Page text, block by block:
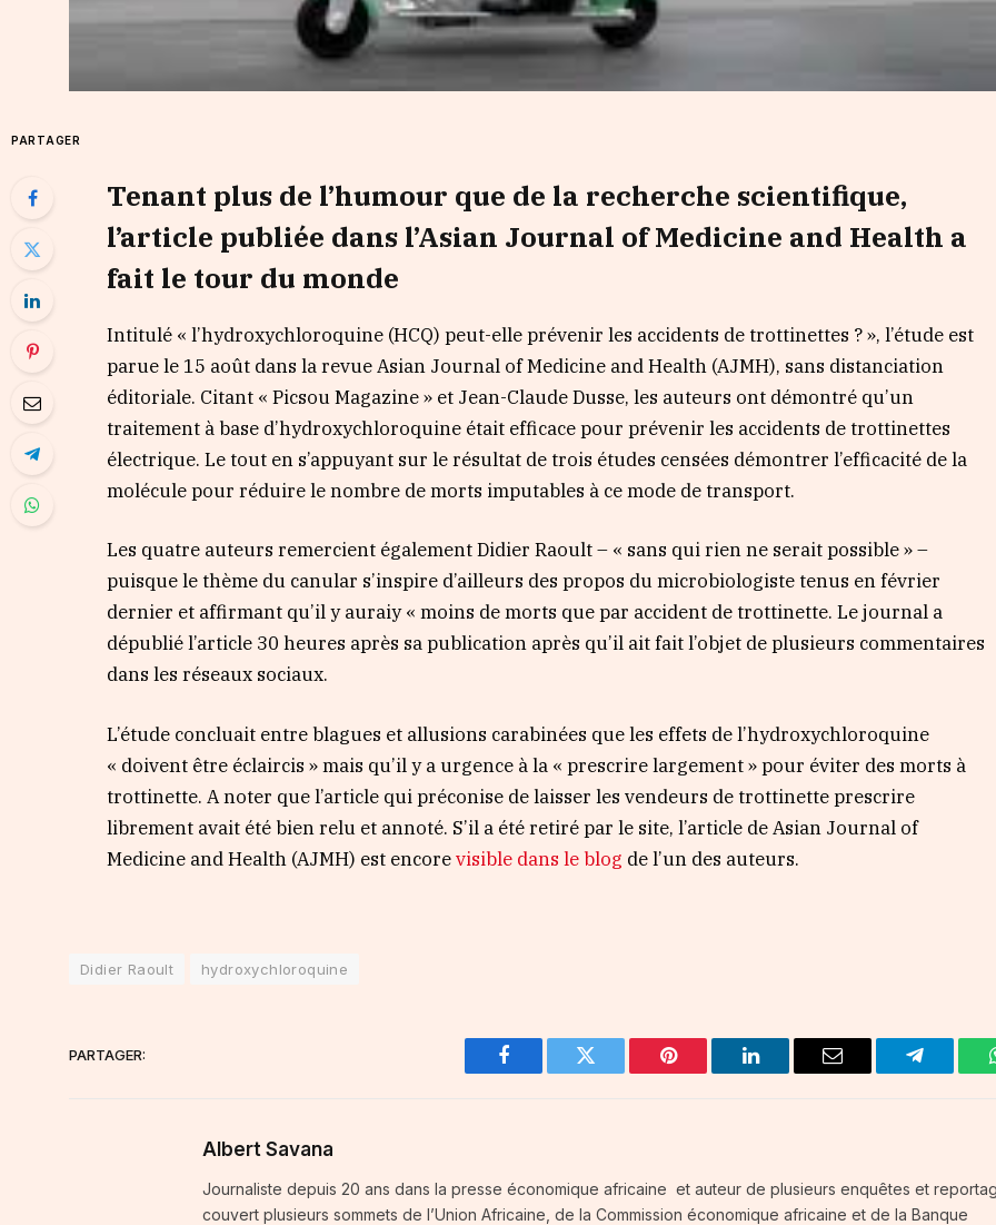
PARTAGER
Tenant plus de l’humour que de la recherche scientifique,
l’article publiée dans l’Asian Journal of Medicine and Health a
fait le tour du monde
Intitulé « l’hydroxychloroquine (HCQ) peut-elle prévenir les accidents de trottinettes ? », l’étude est
parue le 15 août dans la revue Asian Journal of Medicine and Health (AJMH), sans distanciation
éditoriale. Citant « Picsou Magazine » et Jean-Claude Dusse, les auteurs ont démontré qu’un
traitement à base d’hydroxychloroquine était efficace pour prévenir les accidents de trottinettes
électrique. Le tout en s’appuyant sur le résultat de trois études censées démontrer l’efficacité de la
molécule pour réduire le nombre de morts imputables à ce mode de transport.
Les quatre auteurs remercient également Didier Raoult – « sans qui rien ne serait possible » –
puisque le thème du canular s’inspire d’ailleurs des propos du microbiologiste tenus en février
dernier et affirmant qu’il y auraiy « moins de morts que par accident de trottinette. Le journal a
dépublié l’article 30 heures après sa publication après qu’il ait fait l’objet de plusieurs commentaires
dans les réseaux sociaux.
L’étude concluait entre blagues et allusions carabinées que les effets de l’hydroxychloroquine
« doivent être éclaircis » mais qu’il y a urgence à la « prescrire largement » pour éviter des morts à
trottinette. A noter que l’article qui préconise de laisser les vendeurs de trottinette prescrire
librement avait été bien relu et annoté. S’il a été retiré par le site, l’article de Asian Journal of
Medicine and Health (AJMH) est encorevisible dans le blog de l’un des auteurs.
Didier Raoult hydroxychloroquine
PARTAGER:
Facebook Twitter Pinterest LinkedIn Email Telegram
Albert Savana
Journaliste depuis 20 ans dans la presse économique africaine et auteur de plusieurs enquêtes et
couvert plusieurs sommets de l’Union Africaine, de la Commission économique africaine et de la Banque